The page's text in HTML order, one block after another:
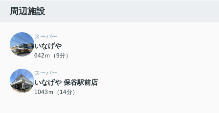
周辺施設
スーパー
いなげや
642ｍ（9分）
スーパー
いなげや 保谷駅前店
1043ｍ（14分）